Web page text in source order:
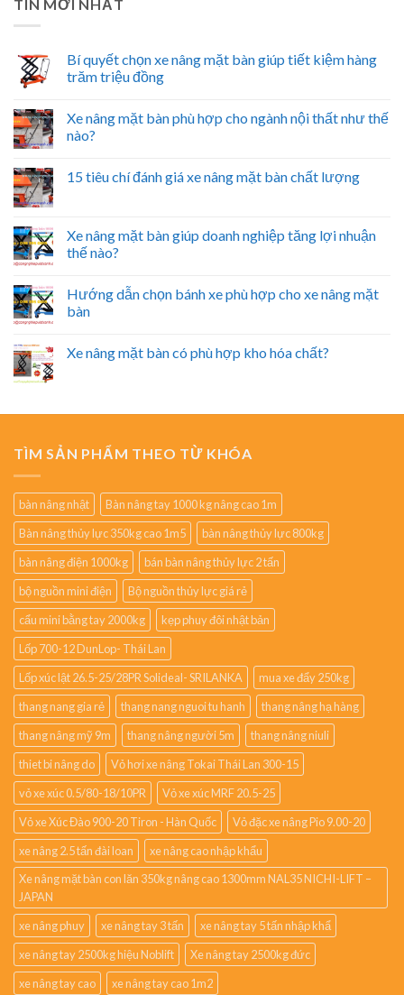
TIN MỚI NHẤT
Bí quyết chọn xe nâng mặt bàn giúp tiết kiệm hàng
trăm triệu đồng
Xe nâng mặt bàn phù hợp cho ngành nội thất như thế
nào?
15 tiêu chí đánh giá xe nâng mặt bàn chất lượng
Xe nâng mặt bàn giúp doanh nghiệp tăng lợi nhuận
thế nào?
Hướng dẫn chọn bánh xe phù hợp cho xe nâng mặt
bàn
Xe nâng mặt bàn có phù hợp kho hóa chất?
TÌM SẢN PHẨM THEO TỪ KHÓA
bàn nâng nhật
Bàn nâng tay 1000 kg nâng cao 1m
Bàn nâng thủy lực 350kg cao 1m5
bàn nâng thủy lực 800kg
bàn nâng điện 1000kg
bán bàn nâng thủy lực 2 tấn
bộ nguồn mini điện
Bộ nguồn thủy lực giá rẻ
cẩu mini bằng tay 2000kg
kẹp phuy đôi nhật bản
Lốp 700-12 DunLop- Thái Lan
Lốp xúc lật 26.5-25/28PR Solideal- SRILANKA
mua xe đẩy 250kg
thang nang gia rẻ
thang nang nguoi tu hanh
thang nâng hạ hàng
thang nâng mỹ 9m
thang nâng người 5m
thang nâng niuli
thiet bi nâng do
Vỏ hơi xe nâng Tokai Thái Lan 300-15
vỏ xe xúc 0.5/80-18/10PR
Vỏ xe xúc MRF 20.5-25
Vỏ xe Xúc Đào 900-20 Tiron - Hàn Quốc
Vỏ đặc xe nâng Pio 9.00-20
xe nâng 2.5 tấn đài loan
xe nâng cao nhập khẩu
Xe nâng mặt bàn con lăn 350kg nâng cao 1300mm NAL35 NICHI-LIFT –
JAPAN
xe nâng phuy
xe nâng tay 3 tấn
xe nâng tay 5 tấn nhập khẩ
xe nâng tay 2500kg hiệu Noblift
Xe nâng tay 2500kg đức
xe nâng tay cao
xe nâng tay cao 1m2